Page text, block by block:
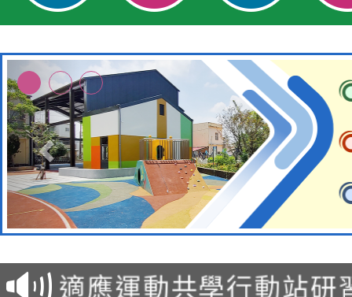
本校115學年度第2次
招甄選結果公告(無人
適應運動共學行動站研